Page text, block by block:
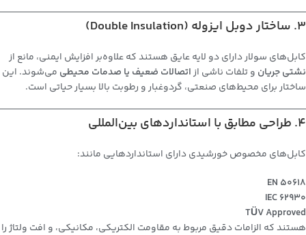
3. ساختار دوبل ایزوله (Double Insulation)
کابل‌های سولار دارای دو لایه عایق هستند که علاوه‌بر افزایش ایمنی، مانع از
نشتی جریان و تلفات ناشی ازاتصالات ضعیف یا صدمات محیطی می‌شوند. این
ساختار برای محیط‌های صنعتی، گردوغبار و رطوبت بالا بسیار حیاتی است.
4. طراحی مطابق با استانداردهای بین‌المللی
کابل‌های مخصوص خورشیدی دارای استانداردهایی مانند:
EN 50618
IEC 62930
TÜV Approved
هستند که الزامات دقیق مربوط به مقاومت الکتریکی، مکانیکی، و افت ولتاژ را